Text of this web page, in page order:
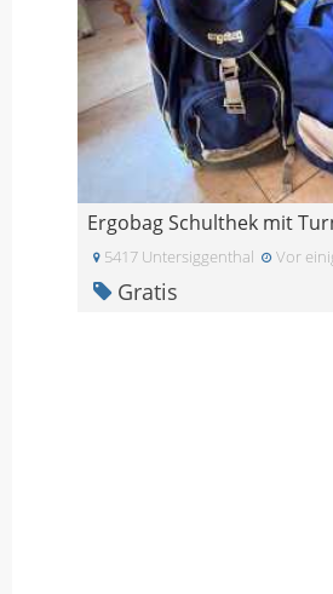
Ergobag Schulthek mit
5417 Untersiggenthal Vor
Gratis